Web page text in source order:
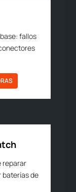
fallos
reparar
baterías de